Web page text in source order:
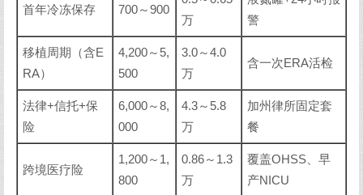
首年冷冻保存 700～900
万
警
移植周期（含E
RA）
4,200～5,
500
3.0～4.0
万
含一次ERA活检
法律+信托+保
险
6,000～8,
000
4.3～5.8
万
加州律所固定套
餐
跨境医疗险
1,200～1,
800
0.86～1.3
万
覆盖OHSS、早
产NICU